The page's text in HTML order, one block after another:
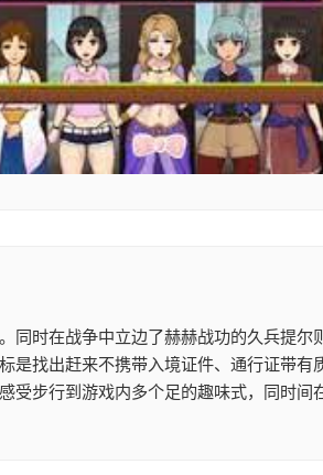
时在战争中立边了赫赫战功的久兵提
找出赶来不携带入境证件、通行证带
步行到游戏内多个足的趣味式，同时